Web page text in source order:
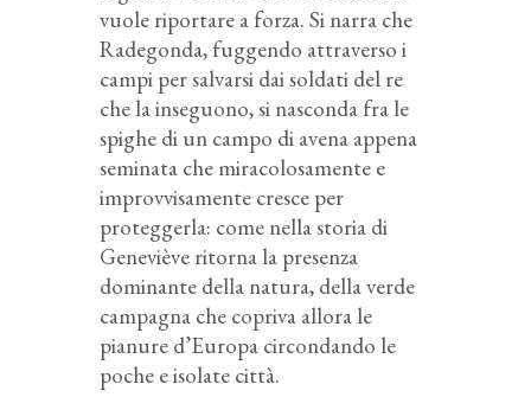
vuole riportare a forza. Si narra che
Radegonda, fuggendo attraverso i
campi per salvarsi dai soldati del re
che la inseguono, si nasconda fra le
spighe di un campo di avena appena
seminata che miracolosamente e
improvvisamente cresce per
proteggerla: come nella storia di
Geneviève ritorna la presenza
dominante della natura, della verde
campagna che copriva allora le
pianure d’Europa circondando le
poche e isolate città.